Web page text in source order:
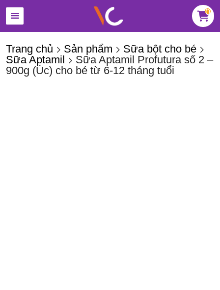
0
Trang chủ Sản phẩm
Sữa bột cho bé
Sữa Aptamil
Sữa Aptamil Profutura số 2 –
900g (Úc) cho bé từ 6-12 tháng tuổi